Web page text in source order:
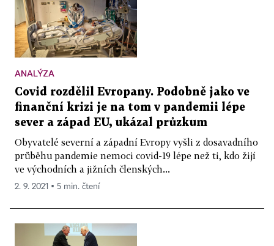
ANALÝZA
Covid rozdělil Evropany. Podobně jako ve
finanční krizi je na tom v pandemii lépe
sever a západ EU, ukázal průzkum
Obyvatelé severní a západní Evropy vyšli z dosavadního
průběhu pandemie nemoci covid-19 lépe než ti, kdo žijí
ve východních a jižních členských...
2. 9. 2021 ▪ 5 min. čtení